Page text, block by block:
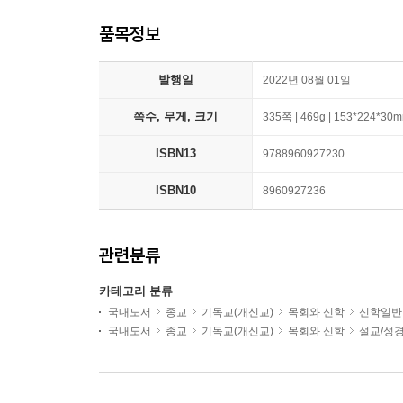
품목정보
발행일 2022년 08월 01일
쪽수, 무게, 크기 335쪽 | 469g |
ISBN13 9788960927230
ISBN10 8960927236
관련분류
카테고리 분류
국내도서 종교 기독교(개신교) 목회와 신학
신학일반
국내도서
종교 기독교(개신교) 목회와 신학 설교/성